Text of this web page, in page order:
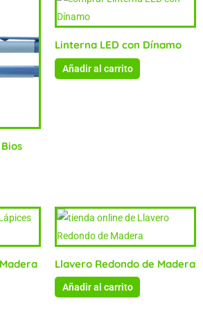
Linterna LED con Dínamo
Añadir al carrito
Llavero Redondo de Madera
Añadir al carrito